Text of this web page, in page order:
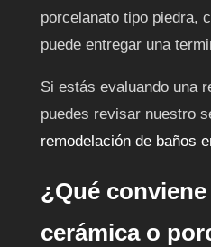
porcelanato tipo piedra,
puede entregar una
Si estás evaluando una
puedes revisar nuestro
remodelación de baños
¿Qué
cerámica o